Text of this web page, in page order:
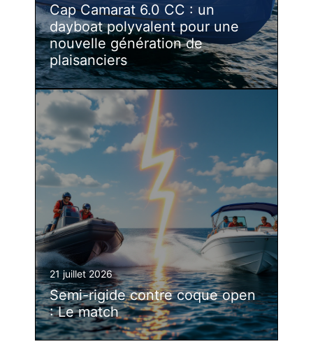
Cap Camarat 6.0 CC : un
dayboat polyvalent pour une
nouvelle génération de
plaisanciers
21 juillet 2026
Semi-rigide contre coque open
: Le match